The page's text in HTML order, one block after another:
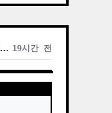
19시간 전